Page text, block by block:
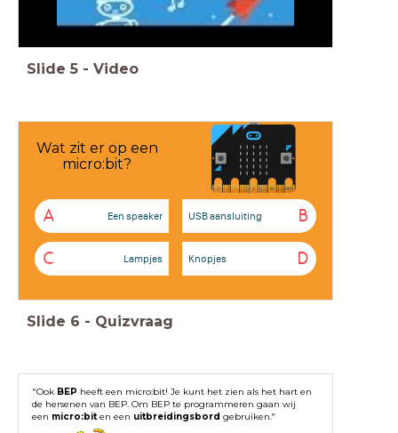
Slide 5 - Video
Wat zit er op een
micro:bit?
A Een speaker B
USB aansluiting
C Lampjes D
Knopjes
Slide 6 - Quizvraag
"Ook BEP heeft een micro:bit! Je kunt het zien als het hart en
de hersenen van BEP. Om BEP te programmeren gaan wij
een micro:bit en een uitbreidingsbordgebruiken."